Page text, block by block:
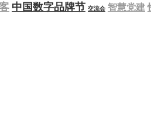
中国数字品牌节 交流会 智慧党建